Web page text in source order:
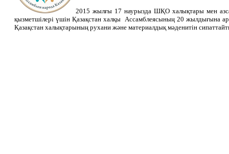
2015 жылғы 17 наурызда ШҚО халықтары мен
қызметшілері үшін Қазақстан халқы Ассамблеясының 20 жылдығына
Қазақстан халықтарының рухани және материалдық мәденитін